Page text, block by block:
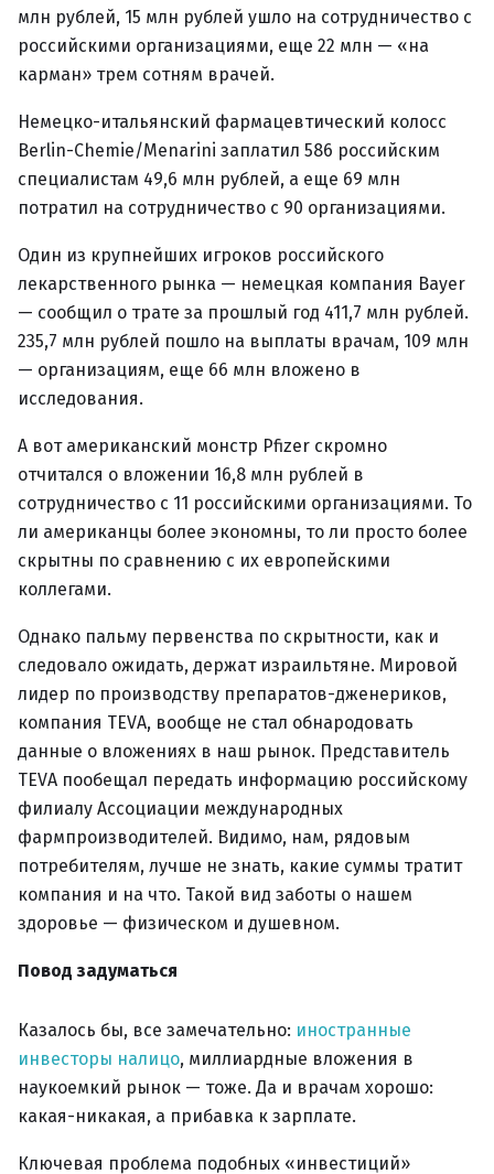
млн рублей, 15 млн рублей ушло на сотрудничество с
российскими организациями, еще 22 млн — «на
карман» трем сотням врачей.
Немецко-итальянский фармацевтический колосс
Berlin-Chemie/Menarini заплатил 586 российским
специалистам 49,6 млн рублей, а еще 69 млн
потратил на сотрудничество с 90 организациями.
Один из крупнейших игроков российского
лекарственного рынка — немецкая компания Bayer
— сообщил о трате за прошлый год 411,7 млн рублей.
235,7 млн рублей пошло на выплаты врачам, 109 млн
— организациям, еще 66 млн вложено в
исследования.
А вот американский монстр Pfizer скромно
отчитался о вложении 16,8 млн рублей в
сотрудничество с 11 российскими организациями. То
ли американцы более экономны, то ли просто более
скрытны по сравнению с их европейскими
коллегами.
Однако пальму первенства по скрытности, как и
следовало ожидать, держат израильтяне. Мировой
лидер по производству препаратов-дженериков,
компания TEVA, вообще не стал обнародовать
данные о вложениях в наш рынок. Представитель
TEVA пообещал передать информацию российскому
филиалу Ассоциации международных
фармпроизводителей. Видимо, нам, рядовым
потребителям, лучше не знать, какие суммы тратит
компания и на что. Такой вид заботы о нашем
здоровье — физическом и душевном.
Повод задуматься
Казалось бы, все замечательно: иностранные
инвесторы налицо, миллиардные вложения в
наукоемкий рынок — тоже. Да и врачам хорошо:
какая-никакая, а прибавка к зарплате.
Ключевая проблема подобных «инвестиций»